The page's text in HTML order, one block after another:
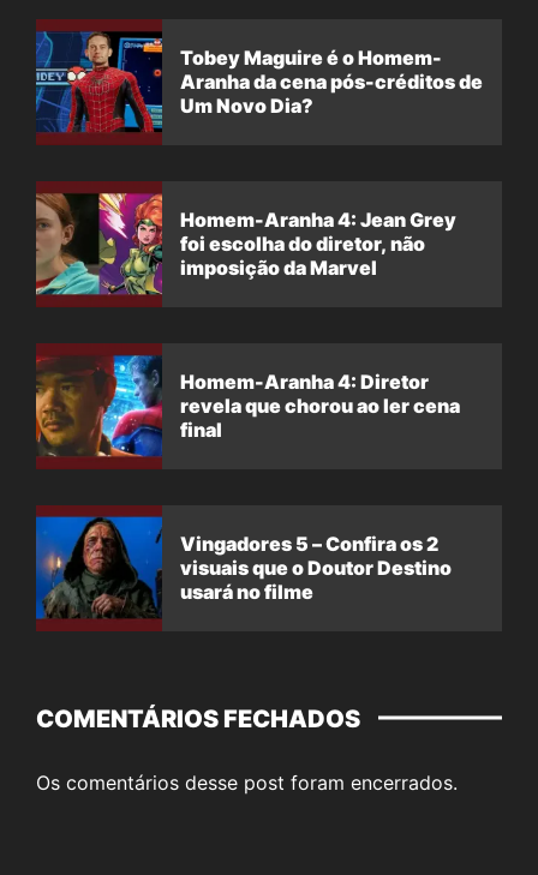
Tobey Maguire é o Homem-
Aranha da cena pós-créditos de
Um Novo Dia?
Homem-Aranha 4: Jean Grey
foi escolha do diretor, não
imposição da Marvel
Homem-Aranha 4: Diretor
revela que chorou ao ler cena
final
Vingadores 5 – Confira os 2
visuais que o Doutor Destino
usará no filme
COMENTÁRIOS FECHADOS
Os comentários desse post foram encerrados.